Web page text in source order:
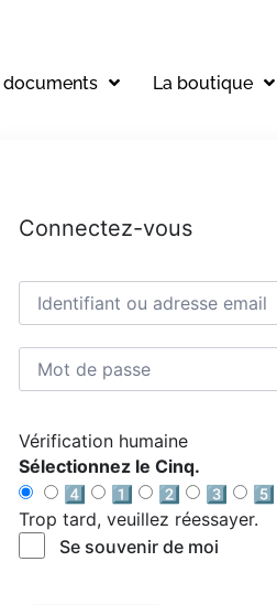
documents
La boutique
Connectez-vous
Vérification humaine
Sélectionnez le Cinq.
4️⃣
1️⃣ 2️⃣ 3️⃣
5️⃣
Trop tard, veuillez réessayer.
Se souvenir de moi